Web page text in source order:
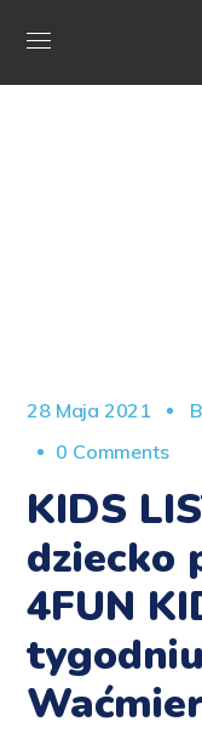
28 Maja 2021
0 Comments
KIDS
dziecko
4FUN